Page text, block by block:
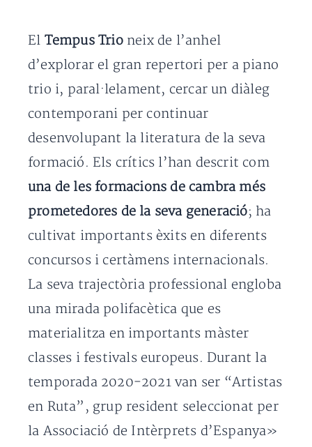
El Tempus Trioneix de l’anhel
d’explorar el gran repertori per a piano
trio i, paral·lelament, cercar un diàleg
contemporani per continuar
desenvolupant la literatura de la seva
formació. Els crítics l’han descrit com
una de les formacions de cambra més
prometedores de la seva generació; ha
cultivat importants èxits en diferents
concursos i certàmens internacionals.
La seva trajectòria professional engloba
una mirada polifacètica que es
materialitza en importants màster
classes i festivals europeus. Durant la
temporada 2020-2021 van ser “Artistas
en Ruta”, grup resident seleccionat per
la Associació de Intèrprets d’Espanya»